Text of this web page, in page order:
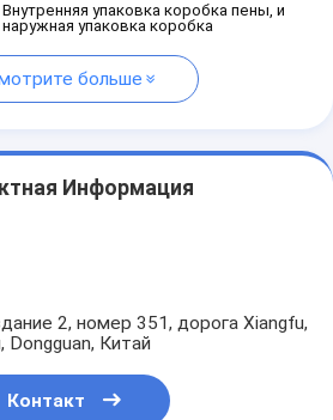
Внутренняя упаковка коробка пены, и
наружная упаковка коробка
больше
Информация
2, номер 351, дорога Xiangfu,
Dongguan, Китай
Контакт